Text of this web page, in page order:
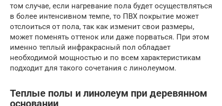
том случае, если нагревание пола будет осуществляться
в более интенсивном темпе, то ПВХ покрытие может
отслоиться от пола, так как изменит свои размеры,
может поменять оттенок или даже порваться. При этом
именно теплый инфракрасный пол обладает
необходимой мощностью и по всем характеристикам
подходит для такого сочетания с линолеумом.
Теплые полы и линолеум при деревянном
основании